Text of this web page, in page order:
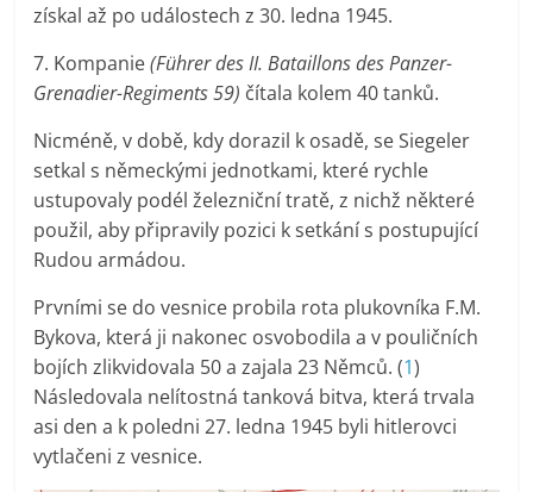
získal až po událostech z 30. ledna 1945.
7. Kompanie(Führer des II. Bataillons des Panzer-
Grenadier-Regiments 59) čítala kolem 40 tanků.
Nicméně, v době, kdy dorazil k osadě, se Siegeler
setkal s německými jednotkami, které rychle
ustupovaly podél železniční tratě, z nichž některé
použil, aby připravily pozici k setkání s postupující
Rudou armádou.
Prvními se do vesnice probila rota plukovníka F.M.
Bykova, která ji nakonec osvobodila a v pouličních
bojích zlikvidovala 50 a zajala 23 Němců. (1)
Následovala nelítostná tanková bitva, která trvala
asi den a k poledni 27. ledna 1945 byli hitlerovci
vytlačeni z vesnice.